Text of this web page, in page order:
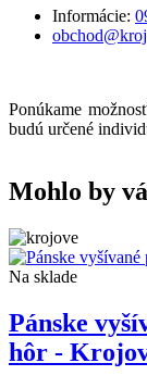
Informácie:
Ponúkame
budú určené
Mohlo by
Na sklade
Pánske
hôr -